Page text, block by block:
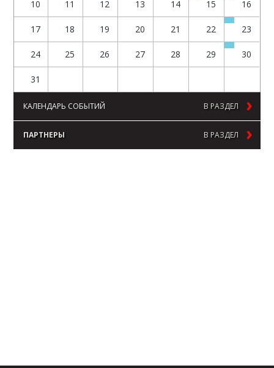
10 11 12 13 14 15 16
17 18 19 20 21 22 23
24 25 26 27 28 29 30
31
КАЛЕНДАРЬ СОБЫТИЙ В РАЗДЕЛ
ПАРТНЕРЫ В РАЗДЕЛ